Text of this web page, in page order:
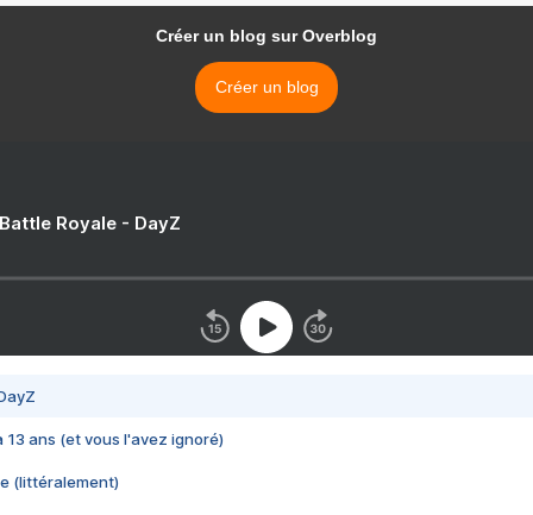
Créer un blog sur Overblog
Créer un blog
Royale - DayZ
13 ans (et vous l'avez ignoré)
(littéralement)